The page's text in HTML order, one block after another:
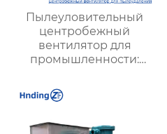
Пылеуловительный
центробежный
вентилятор для
промышленности:
решения для очистки
воздуха и повышения